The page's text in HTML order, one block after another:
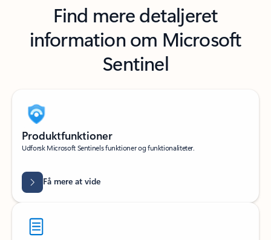
Find mere detaljeret
information om Microsoft
Sentinel
Produktfunktioner
Udforsk Microsoft Sentinels funktioner og funktionaliteter.
Få mere at vide